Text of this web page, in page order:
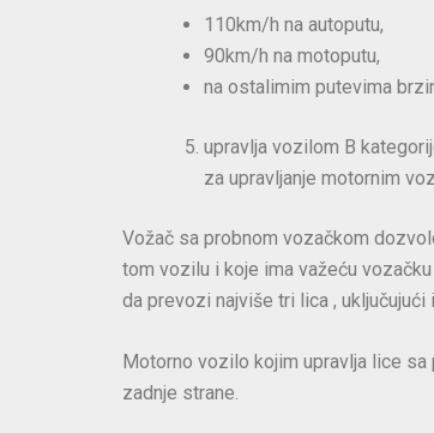
110km/h na autoputu,
90km/h na motoputu,
na ostalimim putevima
upravlja vozilom B
za upravljanje motornim
Vožač sa probnom vozačkom
tom vozilu i koje ima važeću
da prevozi najviše tri lica , uključujući
Motorno vozilo kojim upravlja lice
zadnje strane.